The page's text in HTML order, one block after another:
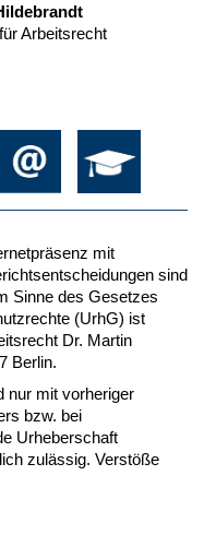
Arbeitsrecht
mit
sind
Sinne des Gesetzes
(UrhG) ist
Dr. Martin
Berlin.
nur mit vorheriger
bzw. bei
Urheberschaft
zulässig. Verstöße